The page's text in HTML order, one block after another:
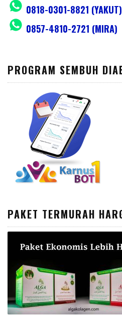
0818-0301-8821 (YAKUT)
0857-4810-2721 (MIRA)
PROGRAM SEMBUH
PAKET TERMURAH